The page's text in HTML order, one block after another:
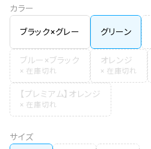
カラー
ブラック×グレー グリーン
ブルー×ブラック オレンジ
【プレミアム】オレンジ
サイズ